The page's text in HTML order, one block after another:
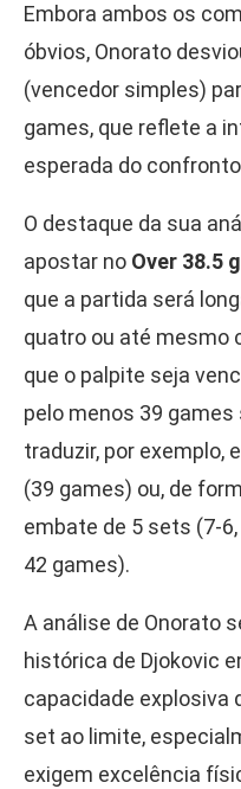
Embora ambos os
óbvios, Onorato
(vencedor simples)
games, que reflete a
esperada do
O destaque da sua
apostar no Over 38.5
que a partida será
quatro ou até mesmo
que o palpite seja
pelo menos 39
traduzir, por exemplo,
(39 games) ou, de
embate de 5 sets (7-
42 games).
A análise de Onorato
histórica de Djokovic
capacidade explosiva
set ao limite,
exigem excelência